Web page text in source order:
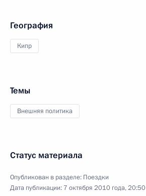
География
Кипр
Темы
Внешняя политика
Статус материала
Опубликован в разделе: Поездки
Дата публикации: 7 октября 2010 года, 20:50